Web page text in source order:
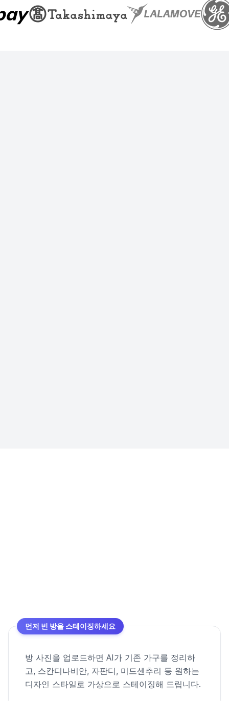
먼저 빈 방을 스테이징하세요
방 사진을 업로드하면 AI가 기존 가구를 정리하
고, 스칸디나비안, 자판디, 미드센추리 등 원하는
디자인 스타일로 가상으로 스테이징해 드립니다.